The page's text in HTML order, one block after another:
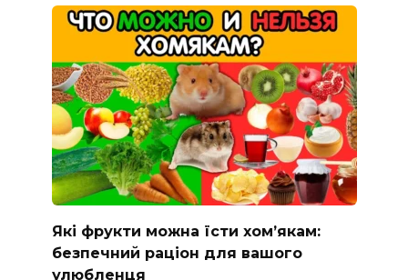
Які фрукти можна їсти хом’якам:
безпечний раціон для вашого
улюбленця